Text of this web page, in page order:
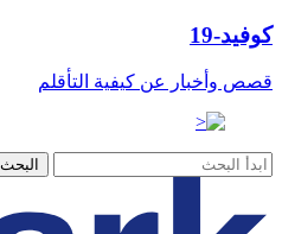
كوفيد-19
قصص وأخبار عن كيفية التأقلم